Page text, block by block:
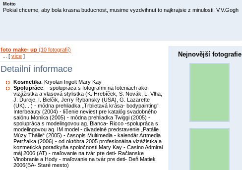
Motto
Pokial chceme, aby bola krasna buducnost, musime vyzdvihnut to najkrajsie z minulosti. V.V.Gogh
Nejnovější fotografie
foto make- up (10 fotografií)
... [ více ]
Detailní informace
Kosmetika: Kryolan Ingolt Mary Kay
Spolupráce: - spolupráca s fotografmi na foteniach ako
vizážistka a vlasová stylistka (K. Hrebíček, S. Novák, L. Vlha,
J. Ďureje, I. Bielčik, Jerry Rybansky (USA), G. Lazarette
(UK)... ) - módna prehliadka „Trblietavá krása- bodypainting“
Interbeauty (2004) - líčenie neviest pre katalóg svadobného
salónu Monika (2005) - módna prehliadka Twiggi (2005) -
spolupráca s modelingovou ag. Bianca- Ricco -spolupráca s
modelingovou ag. IM model - divadelné predstavenie „Patálie
Múzy Thálie“ (2005) - časopis Multimedia - kalendár Artmedia
Petržalka (2006) - od októbra 2005 profesionálna vizážistka a
kozmetická poradkyňa spoločnosti Mary Kay - Casino Admiral
máj 2006 (AT) - maľovanie na tvár pre deti- Račianske
Vinobranie a Hody - maľovanie na tvár pre deti- Deň Matiek
2006(BA- Staré mesto)